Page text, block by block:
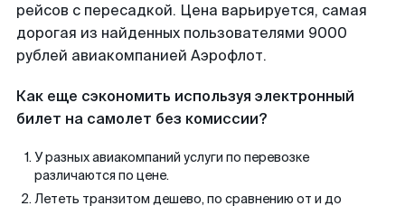
рейсов с пересадкой. Цена варьируется, самая
дорогая из найденных пользователями 9000
рублей авиакомпанией Аэрофлот.
Как еще сэкономить используя электронный
билет на самолет без комиссии?
У разных авиакомпаний услуги по перевозке
различаются по цене.
Лететь транзитом дешево, по сравнению от и до